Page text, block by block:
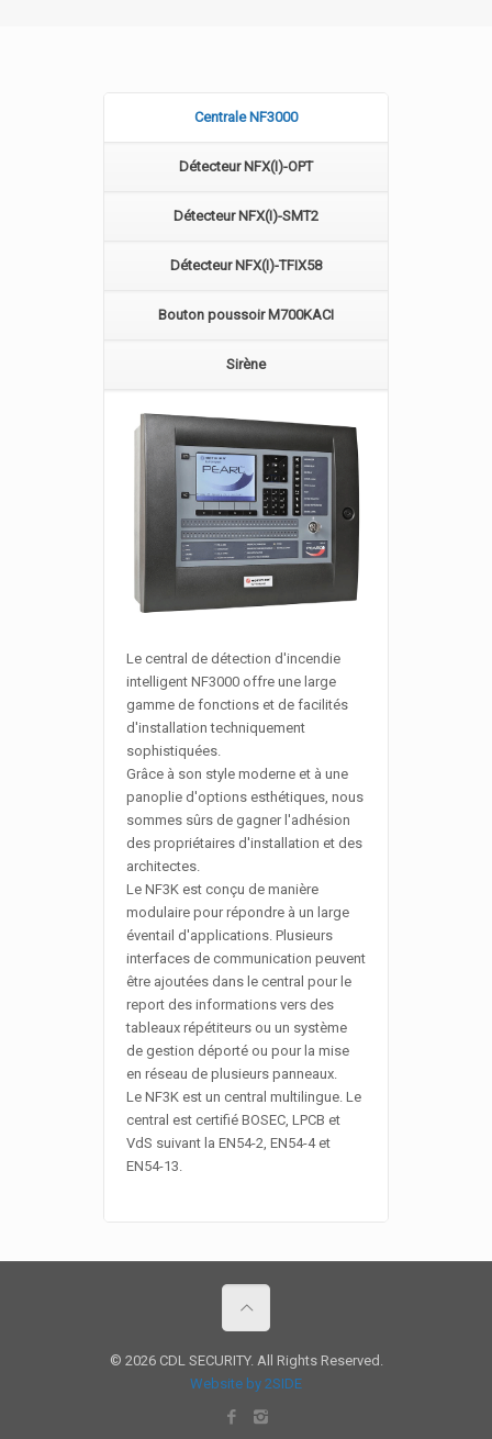
Centrale NF3000
Détecteur NFX(I)-OPT
Détecteur NFX(I)-SMT2
Détecteur NFX(I)-TFIX58
Bouton poussoir M700KACI
Sirène
Le central de détection d'incendie
intelligent NF3000 offre une large
gamme de fonctions et de facilités
d'installation techniquement
sophistiquées.
Grâce à son style moderne et à une
panoplie d'options esthétiques, nous
sommes sûrs de gagner l'adhésion
des propriétaires d'installation et des
architectes.
Le NF3K est conçu de manière
modulaire pour répondre à un large
éventail d'applications. Plusieurs
interfaces de communication peuvent
être ajoutées dans le central pour le
report des informations vers des
tableaux répétiteurs ou un système
de gestion déporté ou pour la mise
en réseau de plusieurs panneaux.
Le NF3K est un central multilingue. Le
central est certifié BOSEC, LPCB et
VdS suivant la EN54-2, EN54-4 et
EN54-13.
© 2026 CDL SECURITY. All Rights Reserved.
Website by 2SIDE